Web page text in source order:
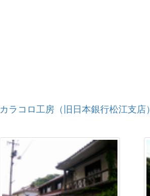
カラコロ工房（旧日本銀行松江支店